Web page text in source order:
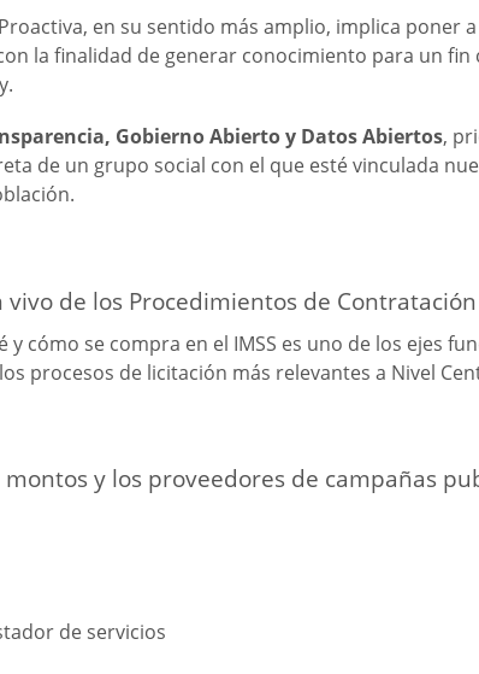
en su sentido más amplio, implica
la finalidad de generar conocimiento para un
Gobierno Abierto y Datos Abiertos,
de un grupo social con el que esté vinculada
de los Procedimientos de
cómo se compra en el IMSS es uno de los ejes
procesos de licitación más relevantes a Nivel
y los proveedores de campañas
de servicios